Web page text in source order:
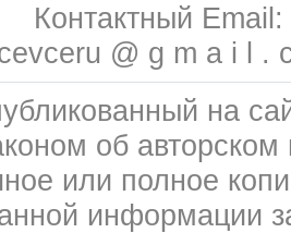
Контактный Email:
@ g m a i l .
на
об
или полное
информации